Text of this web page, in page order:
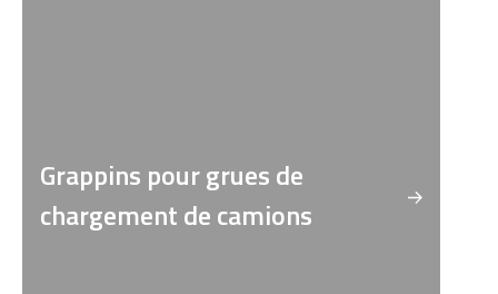
Grappins pour grues de
chargement de camions